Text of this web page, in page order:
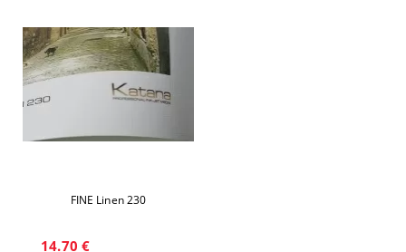
FINE Linen 230
14.70 €